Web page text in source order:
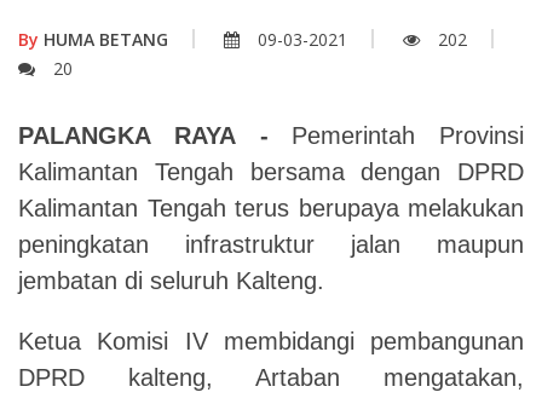
By HUMA BETANG 09-03-2021
202
20
PALANGKA RAYA - Pemerintah Provinsi
Kalimantan Tengah bersama dengan DPRD
Kalimantan Tengah terus berupaya melakukan
peningkatan infrastruktur jalan maupun
jembatan di seluruh Kalteng.
Ketua Komisi IV membidangi pembangunan
DPRD kalteng, Artaban mengatakan,